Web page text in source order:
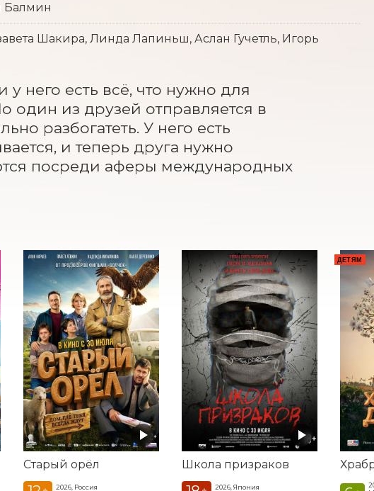
Балмин
Шакира, Линда Лапиньш, Аслан Гучетль, Игорь
него есть всё, что нужно для
один из друзей отправляется в
разбогатеть. У него есть
и теперь друга нужно
посреди аферы международных
Старый орёл
2026, Россия
Школа призраков
2026, Япония
ДЕТЯМ